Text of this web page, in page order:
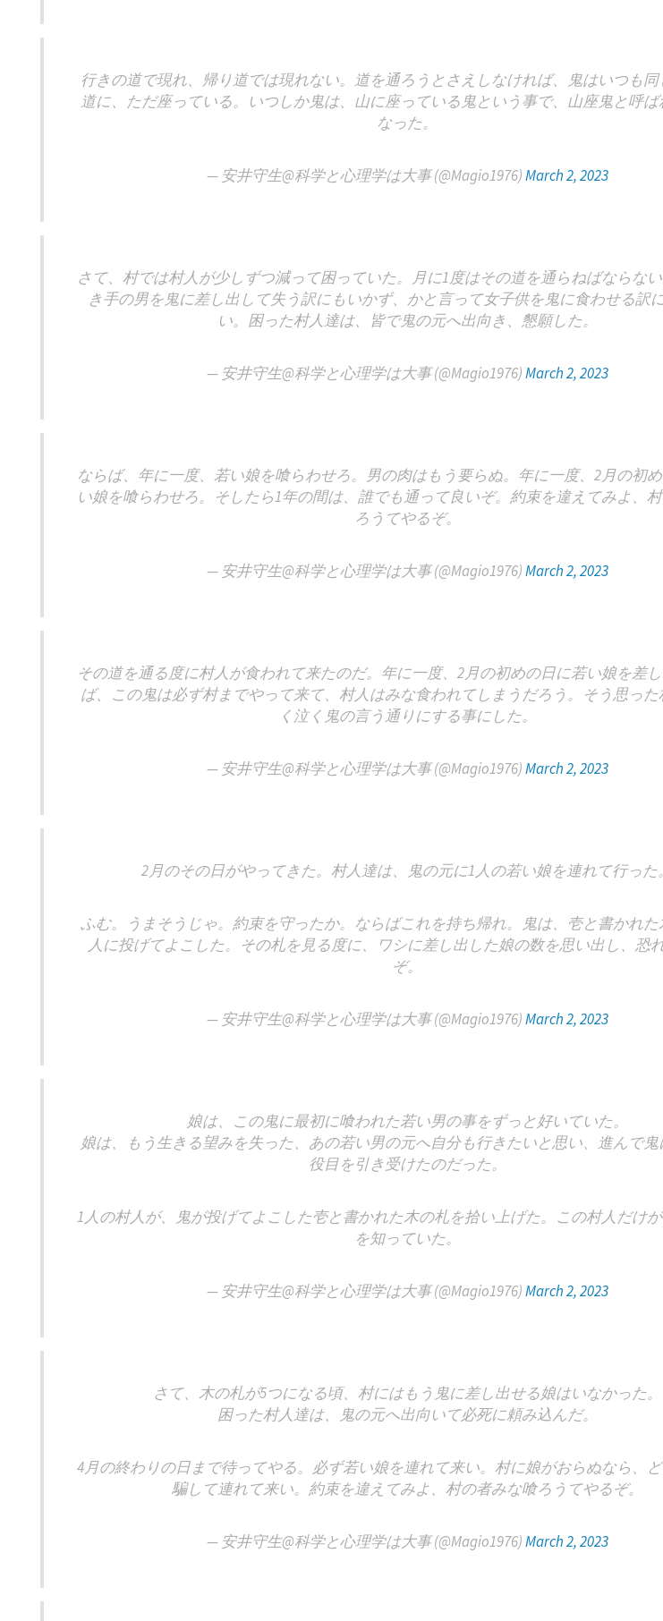
行きの道で現れ、帰り道では現れない。道を通ろうとさえしなければ、鬼はいつも同
道に、ただ座っている。いつしか鬼は、山に座っている鬼という事で、山座鬼と呼
なった。
— 安井守生@科学と心理学は大事 (@Magio1976)March 2, 2023
さて、村では村人が少しずつ減って困っていた。月に1度はその道を通らねばならな
き手の男を鬼に差し出して失う訳にもいかず、かと言って女子供を鬼に食わせる訳
い。困った村人達は、皆で鬼の元へ出向き、懇願した。
— 安井守生@科学と心理学は大事 (@Magio1976)March 2, 2023
ならば、年に一度、若い娘を喰らわせろ。男の肉はもう要らぬ。年に一度、2月の初
い娘を喰らわせろ。そしたら1年の間は、誰でも通って良いぞ。約束を違えてみよ、
ろうてやるぞ。
— 安井守生@科学と心理学は大事 (@Magio1976)March 2, 2023
その道を通る度に村人が食われて来たのだ。年に一度、2月の初めの日に若い娘を差
ば、この鬼は必ず村までやって来て、村人はみな食われてしまうだろう。そう思っ
く泣く鬼の言う通りにする事にした。
— 安井守生@科学と心理学は大事 (@Magio1976)March 2, 2023
2月のその日がやってきた。村人達は、鬼の元に1人の若い娘を連れて行った。
ふむ。うまそうじゃ。約束を守ったか。ならばこれを持ち帰れ。鬼は、壱と書かれ
人に投げてよこした。その札を見る度に、ワシに差し出した娘の数を思い出し、恐
ぞ。
— 安井守生@科学と心理学は大事 (@Magio1976)March 2, 2023
娘は、この鬼に最初に喰われた若い男の事をずっと好いていた。
娘は、もう生きる望みを失った、あの若い男の元へ自分も行きたいと思い、進んで鬼
役目を引き受けたのだった。
1人の村人が、鬼が投げてよこした壱と書かれた木の札を拾い上げた。この村人だけ
を知っていた。
— 安井守生@科学と心理学は大事 (@Magio1976)March 2, 2023
さて、木の札が5つになる頃、村にはもう鬼に差し出せる娘はいなかった。
困った村人達は、鬼の元へ出向いて必死に頼み込んだ。
4月の終わりの日まで待ってやる。必ず若い娘を連れて来い。村に娘がおらぬなら、
騙して連れて来い。約束を違えてみよ、村の者みな喰ろうてやるぞ。
— 安井守生@科学と心理学は大事 (@Magio1976)March 2, 2023